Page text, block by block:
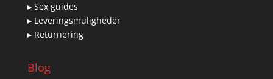
▸ Sex guides
▸ Leveringsmuligheder
▸ Returnering
Blog